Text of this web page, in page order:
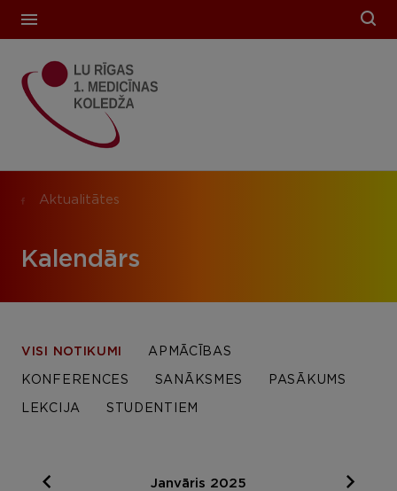
Aktualitātes
Kalendārs
VISI NOTIKUMI APMĀCĪBAS
KONFERENCES SANĀKSMES PASĀKUMS
LEKCIJA STUDENTIEM
Janvāris 2025